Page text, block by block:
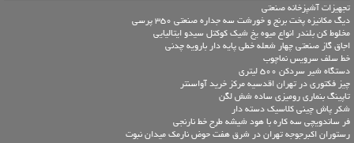
تجهیزات آشپزخانه صنعتی
دیگ مکانیزه پخت برنج و خورشت سه جداره صنعتی 350 پرسی
مخلوط کن بلندر انواع میوه یخ شیک کوکتل سیدو ایتالیایی
اجاق گاز صنعتی چهار شعله خطی پایه دار بارویه چدنی
خط سلف سرويس نماچوب
دستگاه شیر سردکن 500 لیتری
چیز فکتوری در تهران اقدسیه مرکز خرید آواسنتر
تاپینگ بنماری رومیزی ساده شش لگن
شکر پاش چینی کلاسیک دسته دار
فر ساندویچی سه کاره با هود شیشه طرح خط نارنجی
رستوران اکبرجوجه تهران در شرق هفت حوض نارمک میدان نبوت